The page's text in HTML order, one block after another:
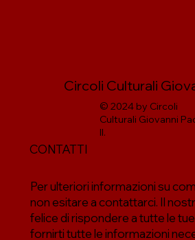
Circoli Culturali
© 2024 by Circoli
Culturali Giovanni
II.
Per ulteriori informazioni su
non esitare a contattarci. Il
felice di rispondere a tutte le
fornirti tutte le informazioni
CONTATTI